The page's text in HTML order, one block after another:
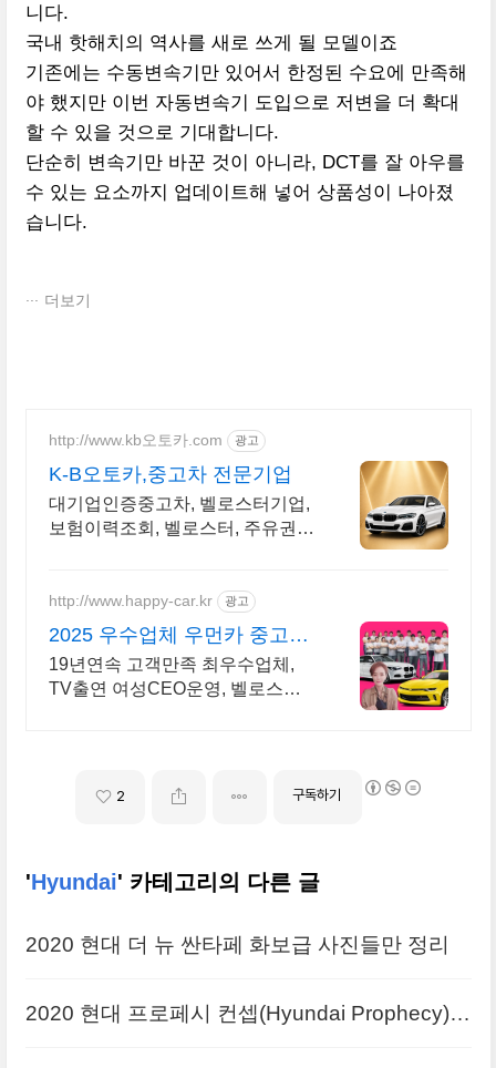
니다.
국내 핫해치의 역사를 새로 쓰게 될 모델이죠
기존에는 수동변속기만 있어서 한정된 수요에 만족해
야 했지만 이번 자동변속기 도입으로 저변을 더 확대
할 수 있을 것으로 기대합니다.
단순히 변속기만 바꾼 것이 아니라, DCT를 잘 아우를
수 있는 요소까지 업데이트해 넣어 상품성이 나아졌
습니다.
더보기
http://www.kb오토카.com 광고
K-B오토카,중고차 전문기업
대기업인증중고차, 벨로스터기업,
보험이력조회, 벨로스터, 주유권
이자율, 24시간실매물전산연동
http://www.happy-car.kr 광고
2025 우수업체 우먼카 중고차
는 최우수모범업체에서!
19년연속 고객만족 최우수업체,
TV출연 여성CEO운영, 벨로스터
2 구독하기
'Hyundai' 카테고리의 다른 글
2020 현대 더 뉴 싼타페 화보급 사진들만 정리
2020 현대 프로페시 컨셉(Hyundai Prophecy)